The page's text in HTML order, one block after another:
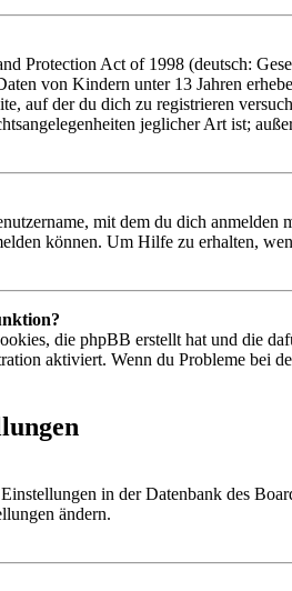
Protection Act of 1998 (deutsch:
von Kindern unter 13 Jahren
auf der du dich zu registrieren
jeglicher Art ist;
mit dem du dich
können. Um Hilfe zu erhalten,
die phpBB erstellt hat und die
aktiviert. Wenn du Probleme bei
in der Datenbank des
ändern.